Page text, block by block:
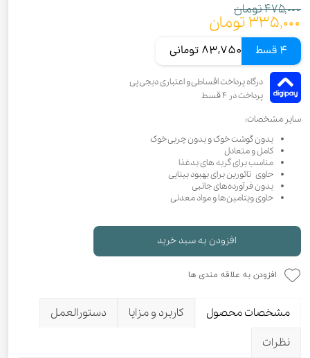
۴۷۵,۰۰۰ تومان
۳۳۵,۰۰۰ تومان
4 قسط 83,750 تومانی
سایر مشخصات:
بدون گوشت خوک و بدون چربی خوک
کامل و متعادل
مناسب برای گربه های بدغذا
حاوی تائورین برای بهبود بینایی
بدون فرآورده‌های جانبی
حاوی ویتامین‌ها و مواد معدنی
افزودن به سبد خرید
افزودن به علاقه مندی ها
مشخصات محصول کاربرد و مزایا
دستورالعمل
نظرات